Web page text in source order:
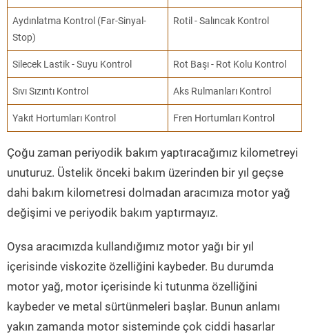
Aydınlatma Kontrol (Far-Sinyal-
Stop)
Rotil - Salıncak Kontrol
Silecek Lastik - Suyu Kontrol Rot Başı - Rot Kolu Kontrol
Sıvı Sızıntı Kontrol Aks Rulmanları Kontrol
Yakıt Hortumları Kontrol Fren Hortumları Kontrol
Çoğu zaman periyodik bakım yaptıracağımız kilometreyi
unuturuz. Üstelik önceki bakım üzerinden bir yıl geçse
dahi bakım kilometresi dolmadan aracımıza motor yağ
değişimi ve periyodik bakım yaptırmayız.
Oysa aracımızda kullandığımız motor yağı bir yıl
içerisinde viskozite özelliğini kaybeder. Bu durumda
motor yağ, motor içerisinde ki tutunma özelliğini
kaybeder ve metal sürtünmeleri başlar. Bunun anlamı
yakın zamanda motor sisteminde çok ciddi hasarlar